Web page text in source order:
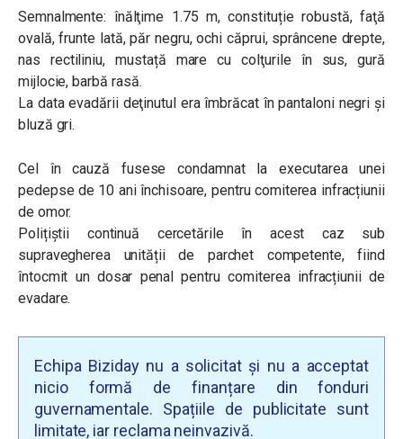
Semnalmente: înălţime 1.75 m, constituție robustă, faţă
ovală, frunte lată, păr negru, ochi căprui, sprâncene drepte,
nas rectiliniu, mustață mare cu colţurile în sus, gură
mijlocie, barbă rasă.
La data evadării deţinutul era îmbrăcat în pantaloni negri şi
bluză gri.
Cel în cauză fusese condamnat la executarea unei
pedepse de 10 ani închisoare, pentru comiterea infracțiunii
de omor.
Polițiștii continuă cercetările în acest caz sub
supravegherea unității de parchet competente, fiind
întocmit un dosar penal pentru comiterea infracțiunii de
evadare.
Echipa Biziday nu a solicitat și nu a acceptat
nicio formă de finanțare din fonduri
guvernamentale. Spațiile de publicitate sunt
limitate, iar reclama neinvazivă.